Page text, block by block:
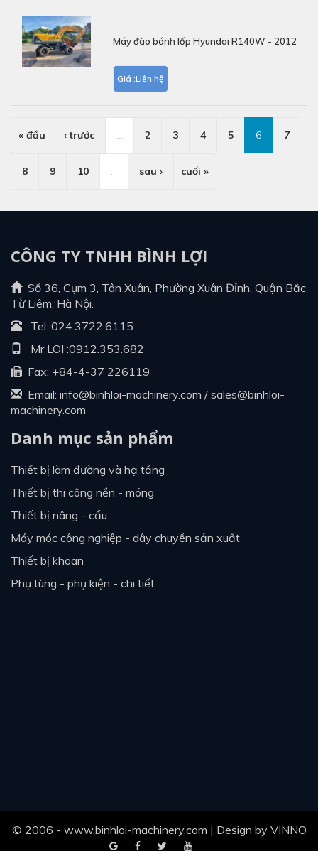
Máy đào bánh lốp Hyundai R140W - 2012
Giá :Liên hệ
« đầu ‹ trước … 2 3 4 5 6 7
8 9 10 … sau › cuối »
CÔNG TY TNHH BÌNH LỢI
Số 36, Cụm 3, Tân Xuân, Phường Xuân Đỉnh, Quận Bắc
Từ Liêm, Hà Nội.
Tel: 024.3722.6115
Mr LOI :0912.353.682
Fax: +84-4-37 226119
Email: info@binhloi-machinery.com / sales@binhloi-
machinery.com
Danh mục sản phẩm
thiết bị làm đường và hạ tầng
thiết bị thi công nền - móng
thiết bị nâng - cẩu
máy móc công nghiệp - dây chuyền sản xuất
thiết bị khoan
phụ tùng - phụ kiện - chi tiết
© 2006 - www.binhloi-machinery.com | Design by VINNO